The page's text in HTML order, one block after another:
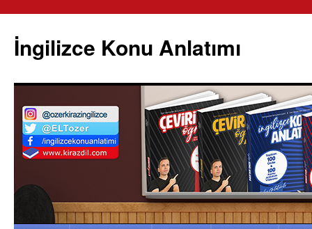
İngilizce Konu Anlatımı